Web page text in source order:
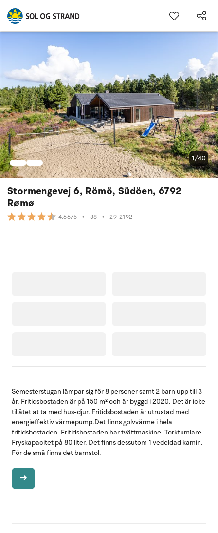
Stormengevej 6, Römö, Südöen, 6792
Rømø
4.66/5 • 38 • 29-2192
1/40
Semesterstugan lämpar sig för 8 personer samt 2 barn upp till 3
år. Fritidsbostaden är på 150 m² och är byggd i 2020. Det är icke
tillåtet at ta med hus-djur. Fritidsbostaden är utrustad med
energieffektiv värmepump.Det finns golvvärme i hela
fritidsbostaden. Fritidsbostaden har tvättmaskine. Torktumlare.
Fryskapacitet på 80 liter. Det finns dessutom 1 vedeldad kamin.
För de små finns det barnstol.